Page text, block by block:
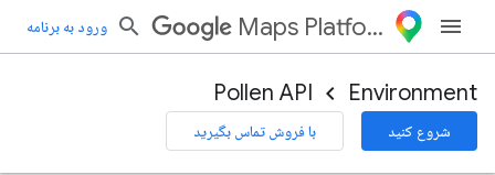
Maps Platform ورود به برنامه
Environment
Pollen API
شروع کنید با فروش تماس بگیرید